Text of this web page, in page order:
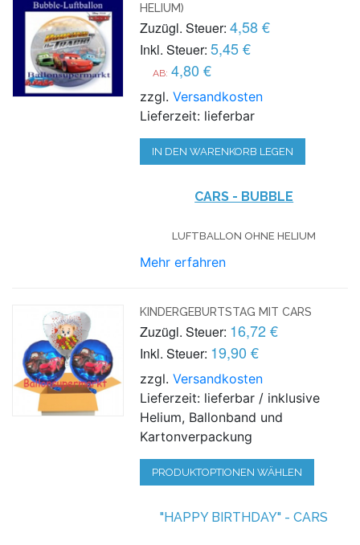
HELIUM)
Zuzügl. Steuer: 4,58 €
Inkl. Steuer: 5,45 €
AB: 4,80 €
zzgl.Versandkosten
Lieferzeit: lieferbar
IN DEN WARENKORB LEGEN
CARS - BUBBLE
LUFTBALLON OHNE HELIUM
Mehr erfahren
KINDERGEBURTSTAG MIT CARS
Zuzügl. Steuer: 16,72 €
Inkl. Steuer: 19,90 €
zzgl.Versandkosten
Lieferzeit: lieferbar / inklusive
Helium, Ballonband und
Kartonverpackung
PRODUKTOPTIONEN WÄHLEN
"HAPPY BIRTHDAY" - CARS